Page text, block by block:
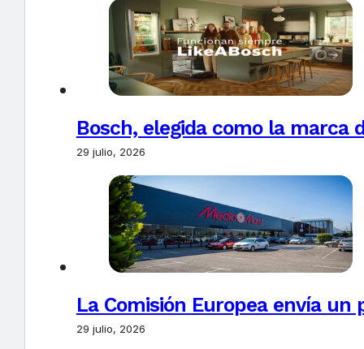
Bosch, elegida como la marca
29 julio, 2026
La Comisión Europea envía un
29 julio, 2026